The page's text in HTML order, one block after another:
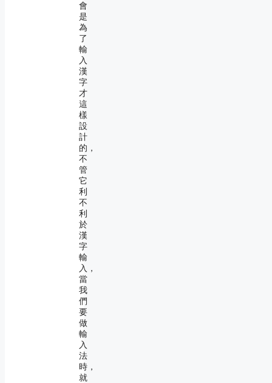
會
是
為
了
輸
入
漢
字
才
這
樣
設
計
的，
不
管
它
利
不
利
於
漢
字
輸
入，
當
我
們
要
做
輸
入
法
時，
就